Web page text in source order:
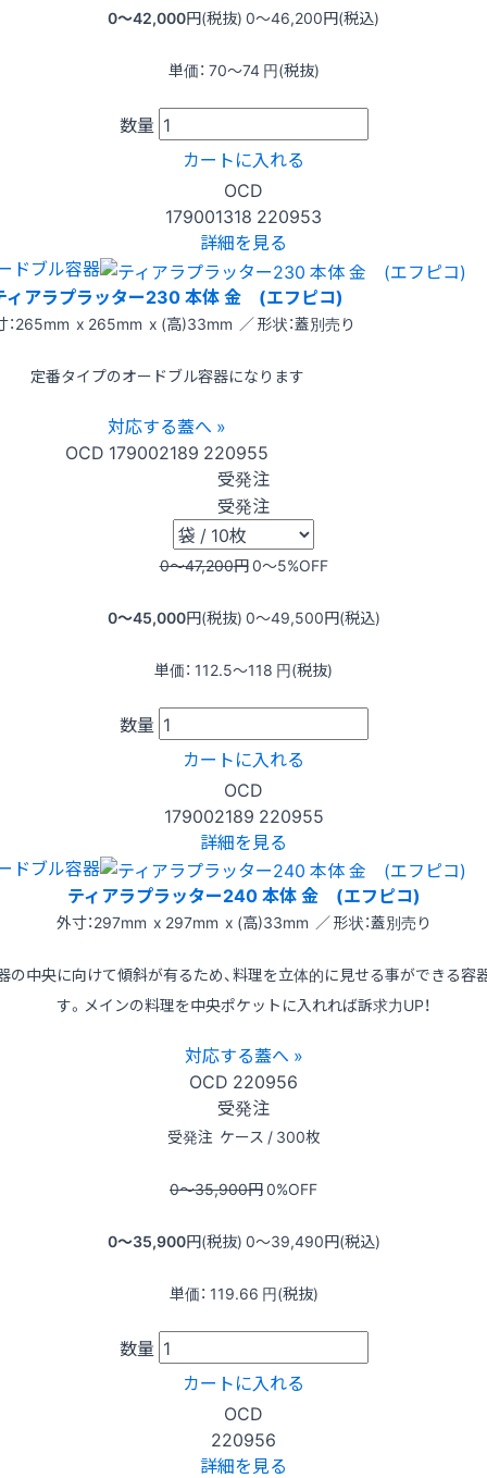
0〜42,000円(税抜) 0〜46,200円(税込)
単価： 70〜74 円(税抜)
数量
カートに入れる
OCD
179001318 220953
詳細を見る
ドブル容器
ィアラプラッター230 本体 金 (エフピコ)
：265mm x 265mm x (高)33mm ／ 形状：蓋別売り
定番タイプのオードブル容器になります
対応する蓋へ »
OCD 179002189 220955
受発注
受発注
0〜47,200円0〜5%OFF
0〜45,000円(税抜) 0〜49,500円(税込)
単価： 112.5〜118 円(税抜)
数量
カートに入れる
OCD
179002189 220955
詳細を見る
ドブル容器
ティアラプラッター240 本体 金 (エフピコ)
外寸：297mm x 297mm x (高)33mm ／ 形状：蓋別売り
の中央に向けて傾斜が有るため、料理を立体的に見せる事ができる容
す。メインの料理を中央ポケットに入れれば訴求力UP！
対応する蓋へ »
OCD 220956
受発注
受発注 ケース / 300枚
0〜35,900円0%OFF
0〜35,900円(税抜) 0〜39,490円(税込)
単価： 119.66 円(税抜)
数量
カートに入れる
OCD
220956
詳細を見る